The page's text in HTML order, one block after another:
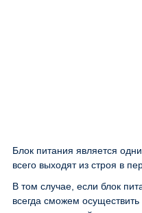
Блок питания является
всего выходят из строя в
В том случае, если блок
всегда сможем